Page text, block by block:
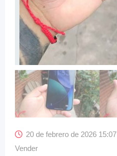
20 de febrero de 2026 15:07
Vender